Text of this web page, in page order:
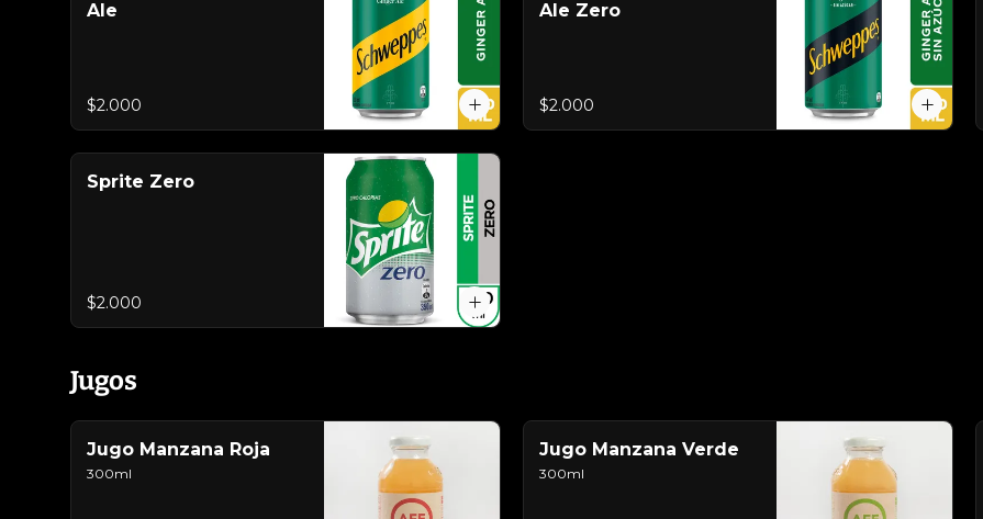
Ale
$2.000
Ale Zero
$2.000
Sprite Zero
$2.000
Jugos
Jugo Manzana Roja
300ml
Jugo Manzana Verde
300ml